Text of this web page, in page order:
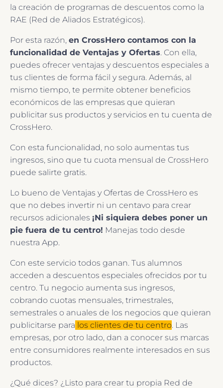
la creación de programas de descuentos como la
RAE (Red de Aliados Estratégicos).
Por esta razón, en CrossHero contamos con la
funcionalidad de Ventajas y Ofertas. Con ella,
puedes ofrecer ventajas y descuentos especiales a
tus clientes de forma fácil y segura. Además, al
mismo tiempo, te permite obtener beneficios
económicos de las empresas que quieran
publicitar sus productos y servicios en tu cuenta de
CrossHero.
Con esta funcionalidad, no solo aumentas tus
ingresos, sino que tu cuota mensual de CrossHero
puede salirte gratis.
Lo bueno de Ventajas y Ofertas de CrossHero es
que no debes invertir ni un centavo para crear
recursos adicionales ¡Ni siquiera debes poner un
pie fuera de tu centro! Manejas todo desde
nuestra App.
Con este servicio todos ganan. Tus alumnos
acceden a descuentos especiales ofrecidos por tu
centro. Tu negocio aumenta sus ingresos,
cobrando cuotas mensuales, trimestrales,
semestrales o anuales de los negocios que quieran
publicitarse para los clientes de tu centro. Las
empresas, por otro lado, dan a conocer sus marcas
entre consumidores realmente interesados en sus
productos.
¿Qué dices? ¿Listo para crear tu propia Red de